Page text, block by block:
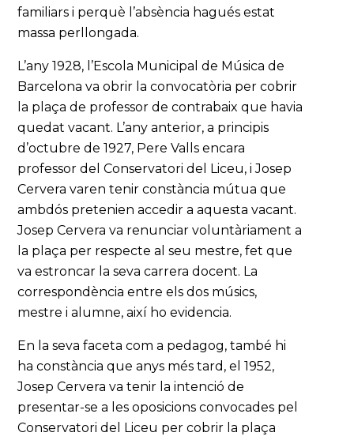
familiars i perquè l’absència hagués estat
massa perllongada.
L’any 1928, l’Escola Municipal de Música de
Barcelona va obrir la convocatòria per cobrir
la plaça de professor de contrabaix que havia
quedat vacant. L’any anterior, a principis
d’octubre de 1927, Pere Valls encara
professor del Conservatori del Liceu, i Josep
Cervera varen tenir constància mútua que
ambdós pretenien accedir a aquesta vacant.
Josep Cervera va renunciar voluntàriament a
la plaça per respecte al seu mestre, fet que
va estroncar la seva carrera docent. La
correspondència entre els dos músics,
mestre i alumne, així ho evidencia.
En la seva faceta com a pedagog, també hi
ha constància que anys més tard, el 1952,
Josep Cervera va tenir la intenció de
presentar-se a les oposicions convocades pel
Conservatori del Liceu per cobrir la plaça